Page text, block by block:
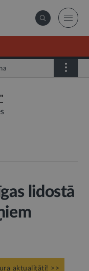
lidostā
aktualitāti! >>